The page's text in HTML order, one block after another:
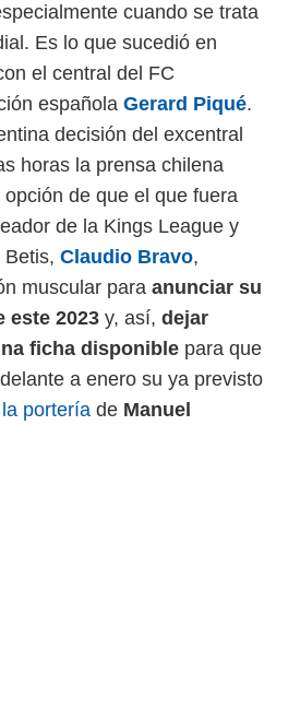
cuando se trata
Es lo que sucedió en
el central del FC
española Gerard Piqué.
decisión del excentral
horas la prensa chilena
de que el que fuera
de la Kings League y
Betis, Claudio Bravo,
muscular para anunciar su
este 2023 y, así, dejar
ficha disponible para que
a enero su ya previsto
portería de Manuel